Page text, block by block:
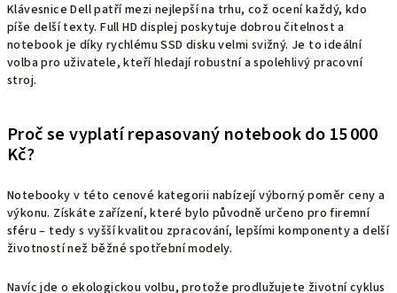
Klávesnice Dell patří mezi nejlepší na trhu, což ocení každý, kdo
píše delší texty. Full HD displej poskytuje dobrou čitelnost a
notebook je díky rychlému SSD disku velmi svižný. Je to ideální
volba pro uživatele, kteří hledají robustní a spolehlivý pracovní
stroj.
Proč se vyplatí repasovaný notebook do 15 000
Kč?
Notebooky v této cenové kategorii nabízejí výborný poměr ceny a
výkonu. Získáte zařízení, které bylo původně určeno pro firemní
sféru – tedy s vyšší kvalitou zpracování, lepšími komponenty a delší
životností než běžné spotřební modely.
Navíc jde o ekologickou volbu, protože prodlužujete životní cyklus